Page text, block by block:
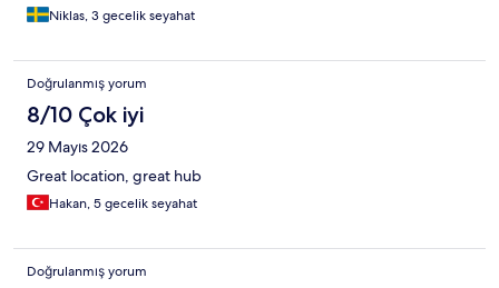
Niklas, 3 gecelik seyahat
Doğrulanmış yorum
8/10 Çok iyi
29 Mayıs 2026
Great location, great hub
Hakan, 5 gecelik seyahat
Doğrulanmış yorum